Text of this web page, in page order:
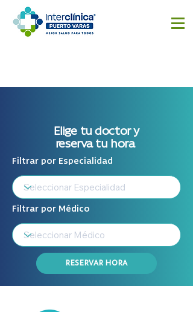
Elige tu doctor y
reserva tu hora
Filtrar por Especialidad
Filtrar por Médico
RESERVAR HORA